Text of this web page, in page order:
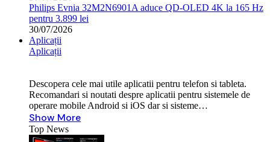
Philips Evnia 32M2N6901A aduce QD-OLED 4K la 165 Hz
pentru 3.899 lei
30/07/2026
Aplicații
Aplicații
Descopera cele mai utile aplicatii pentru telefon si tableta.
Recomandari si noutati despre aplicatii pentru sistemele de
operare mobile Android si iOS dar si sisteme…
Show More
Top News